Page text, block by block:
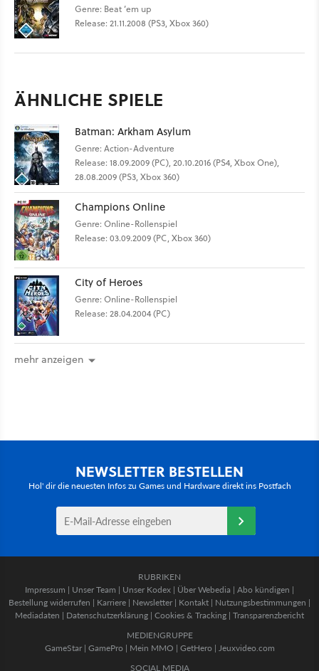
Genre: Beat ’em up
Release: 21.11.2008 (PS3, Xbox 360)
ÄHNLICHE SPIELE
Batman: Arkham Asylum
Genre: Action-Adventure
Release: 18.09.2009 (PC), 20.10.2016 (PS4, Xbox One),
28.08.2009 (PS3, Xbox 360)
Champions Online
Genre: Online-Rollenspiel
Release: 03.09.2009 (PC, Xbox 360)
City of Heroes
Genre: Online-Rollenspiel
Release: 28.04.2004 (PC)
mehr anzeigen
NEWSLETTER BESTELLEN
Hol' dir die neuesten Infos zu Games und Hardware direkt ins Postfach
RUBRIKEN
Impressum | Unser Team | Unser Kodex | Über Webedia | Abo kündigen |
Bestellung widerrufen | Karriere | Newsletter | Kontakt | Nutzungsbestimmungen |
Mediadaten | Datenschutzerklärung | Cookies & Tracking | Transparenzbericht
MEDIENGRUPPE
GameStar| GamePro | Mein MMO | GetHero | Jeuxvideo.com
SOCIAL MEDIA